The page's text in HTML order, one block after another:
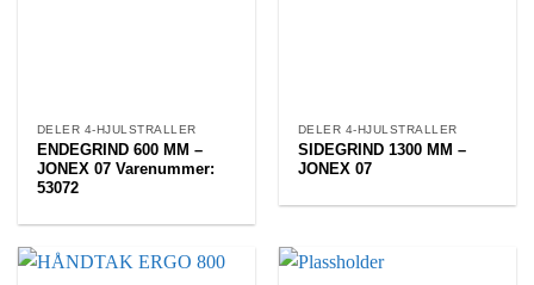
DELER 4-HJULSTRALLER
ENDEGRIND 600 MM –
JONEX 07 Varenummer:
53072
DELER 4-HJULSTRALLER
SIDEGRIND 1300 MM –
JONEX 07